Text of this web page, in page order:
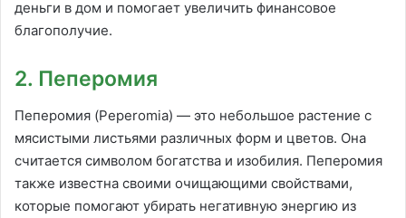
деньги в дом и помогает увеличить финансовое
благополучие.
2. Пеперомия
Пеперомия (Peperomia) — это небольшое растение с
мясистыми листьями различных форм и цветов. Она
считается символом богатства и изобилия. Пеперомия
также известна своими очищающими свойствами,
которые помогают убирать негативную энергию из